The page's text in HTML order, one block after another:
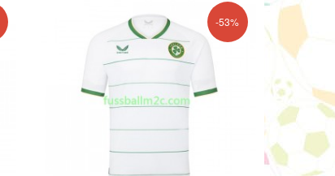
-53%